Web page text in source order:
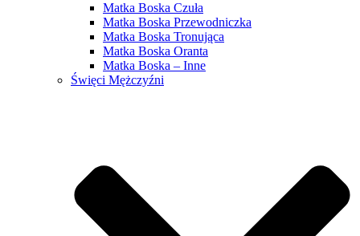
Matka Boska Czuła
Matka Boska Przewodniczka
Matka Boska Tronująca
Matka Boska Oranta
Matka Boska – Inne
Święci Mężczyźni